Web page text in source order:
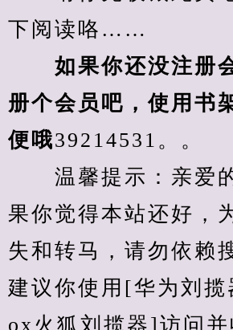
下阅读咯……
如果你还没注册
册个会员吧，使用书
便哦39214531。。
温馨提示：亲爱
果你觉得本站还好，
失和转马，请勿依赖
建议你使用[华为刘
ox火狐刘揽器]访问